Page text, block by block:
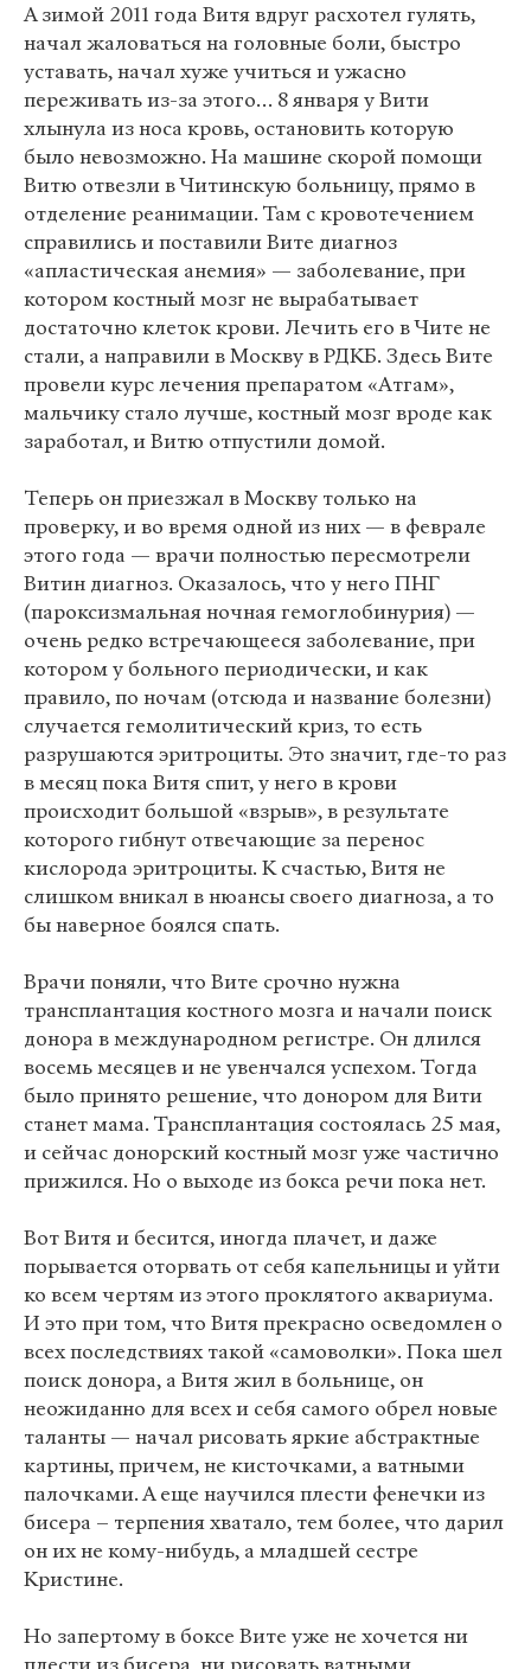
А зимой 2011 года Витя вдруг расхотел гулять,
начал жаловаться на головные боли, быстро
уставать, начал хуже учиться и ужасно
переживать из-за этого… 8 января у Вити
хлынула из носа кровь, остановить которую
было невозможно. На машине скорой помощи
Витю отвезли в Читинскую больницу, прямо в
отделение реанимации. Там с кровотечением
справились и поставили Вите диагноз
«апластическая анемия» — заболевание, при
котором костный мозг не вырабатывает
достаточно клеток крови. Лечить его в Чите не
стали, а направили в Москву в РДКБ. Здесь Вите
провели курс лечения препаратом «Атгам»,
мальчику стало лучше, костный мозг вроде как
заработал, и Витю отпустили домой.
Теперь он приезжал в Москву только на
проверку, и во время одной из них — в феврале
этого года — врачи полностью пересмотрели
Витин диагноз. Оказалось, что у него ПНГ
(пароксизмальная ночная гемоглобинурия) —
очень редко встречающееся заболевание, при
котором у больного периодически, и как
правило, по ночам (отсюда и название болезни)
случается гемолитический криз, то есть
разрушаются эритроциты. Это значит, где-то раз
в месяц пока Витя спит, у него в крови
происходит большой «взрыв», в результате
которого гибнут отвечающие за перенос
кислорода эритроциты. К счастью, Витя не
слишком вникал в нюансы своего диагноза, а то
бы наверное боялся спать.
Врачи поняли, что Вите срочно нужна
трансплантация костного мозга и начали поиск
донора в международном регистре. Он длился
восемь месяцев и не увенчался успехом. Тогда
было принято решение, что донором для Вити
станет мама. Трансплантация состоялась 25 мая,
и сейчас донорский костный мозг уже частично
прижился. Но о выходе из бокса речи пока нет.
Вот Витя и бесится, иногда плачет, и даже
порывается оторвать от себя капельницы и уйти
ко всем чертям из этого проклятого аквариума.
И это при том, что Витя прекрасно осведомлен о
всех последствиях такой «самоволки». Пока шел
поиск донора, а Витя жил в больнице, он
неожиданно для всех и себя самого обрел новые
таланты — начал рисовать яркие абстрактные
картины, причем, не кисточками, а ватными
палочками. А еще научился плести фенечки из
бисера – терпения хватало, тем более, что дарил
он их не кому-нибудь, а младшей сестре
Кристине.
Но запертому в боксе Вите уже не хочется ни